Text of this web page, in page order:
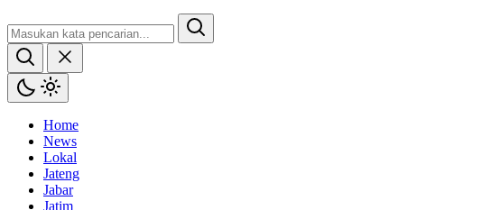
Home
News
Lokal
Jateng
Jabar
Jatim